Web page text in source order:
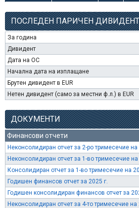
ПОСЛЕДЕН ПАРИЧЕН ДИВИДЕНТ
За година
Дивидент
Дата на ОС
Начална дата на изплащане
Брутен дивидент в EUR
Нетен дивидент (само за местни ф.л.) в EUR
ДОКУМЕНТИ
Финансови отчети
Неконсолидиран отчет за 2-ро тримесечие на
Неконсолидиран отчет за 1-во тримесечие на
Консолидиран отчет за 1-во тримесечие на
Годишен финансов отчет за 2025 г.
Годишен консолидиран финансов отчет за
Неконсолидиран отчет за 4-то тримесечие на